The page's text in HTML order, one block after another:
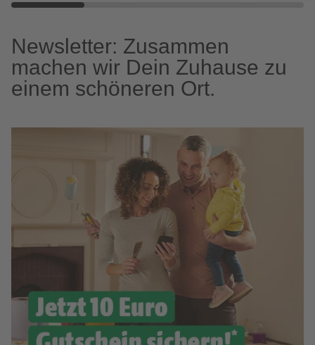
Newsletter: Zusammen
machen wir Dein Zuhause zu
einem schöneren Ort.